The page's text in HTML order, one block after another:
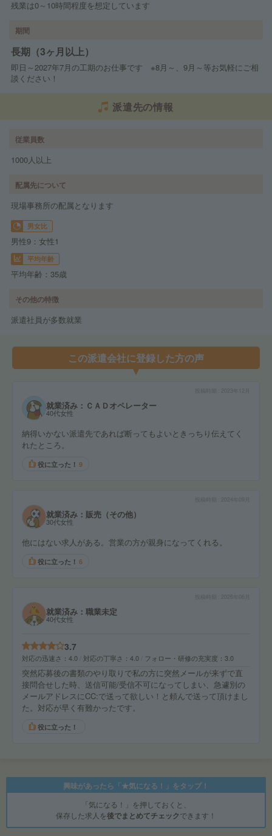
残業は0～10時間程度を想定しています
期間
長期（3ヶ月以上）
即日～2027年7月の工期のお仕事です ※8月～、9月～等お気軽にご相
談ください！
派遣先の情報
従業員数
1000人以上
配属先について
現場事務所の配属となります
男女比
男性9：女性1
平均年齢
平均年齢：35歳
その他の特徴
派遣社員が多数就業
この派遣会社に登録した方の声
2023年12月
就業済み：ＣＡＤオペレーター
40代女性
納得いかない派遣先であれば断ってもよいときっちり伝えてく
れたところ。
役に立った！ 9
2024年09月
就業済み：販売（その他）
30代女性
他にはない求人がある。営業の方が親身になってくれる。
役に立った！ 6
就業済み：職業未定
40代女性
3.7
対応の迅速さ 4.0 対応の丁寧さ 4.0 フォロー・研修の充実度 3.0
突然応募後の書類のやり取りで私の方に突然メールが来ずで直
接問合せした時、送信可能/受信不可になってしまい、急遽別の
メールアドレスにCC:で送って欲しい！と頼んで送って頂けまし
た。対応が早く有難かったです。
役に立った！
興味があったら「★気になる！」をタップ！
「気になる！」を押しておくと、
保存した求人を後でまとめてチェックできます！